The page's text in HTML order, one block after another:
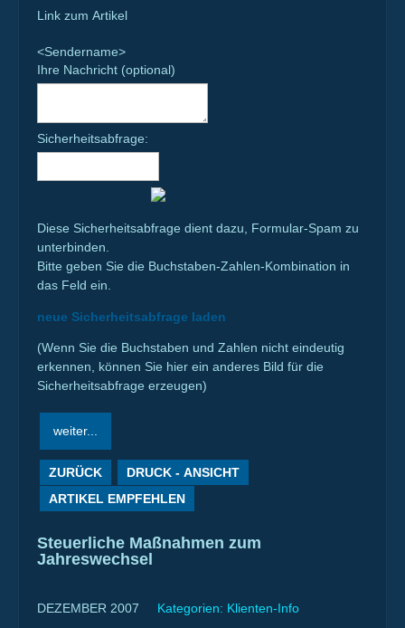
Link zum Artikel
<Sendername>
Ihre Nachricht (optional)
Sicherheitsabfrage:
Diese Sicherheitsabfrage dient dazu, Formular-Spam zu
unterbinden.
Bitte geben Sie die Buchstaben-Zahlen-Kombination in
das Feld ein.
neue Sicherheitsabfrage laden
(Wenn Sie die Buchstaben und Zahlen nicht eindeutig
erkennen, können Sie hier ein anderes Bild für die
Sicherheitsabfrage erzeugen)
ZURÜCK
DRUCK - ANSICHT
ARTIKEL EMPFEHLEN
Steuerliche Maßnahmen zum
Jahreswechsel
DEZEMBER 2007 Kategorien: Klienten-Info